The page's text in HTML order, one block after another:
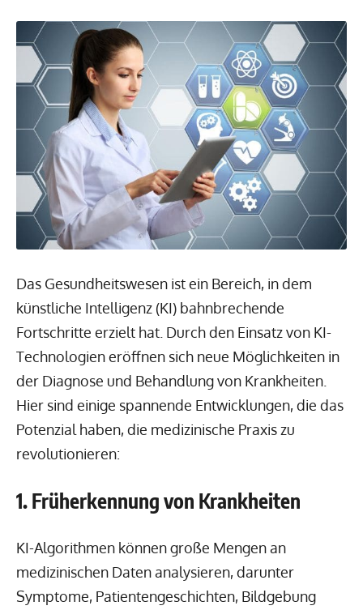
Das Gesundheitswesen ist ein Bereich, in dem
künstliche Intelligenz (KI) bahnbrechende
Fortschritte erzielt hat. Durch den Einsatz von KI-
Technologien eröffnen sich neue Möglichkeiten in
der Diagnose und Behandlung von Krankheiten.
Hier sind einige spannende Entwicklungen, die das
Potenzial haben, die medizinische Praxis zu
revolutionieren:
1. Früherkennung von Krankheiten
KI-Algorithmen können große Mengen an
medizinischen Daten analysieren, darunter
Symptome, Patientengeschichten, Bildgebung